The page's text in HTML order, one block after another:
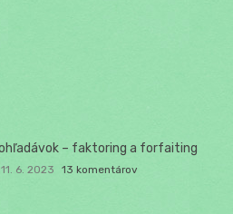
– faktoring a forfaiting
11. 6. 2023 13 komentárov